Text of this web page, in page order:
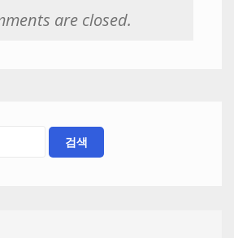
are closed.